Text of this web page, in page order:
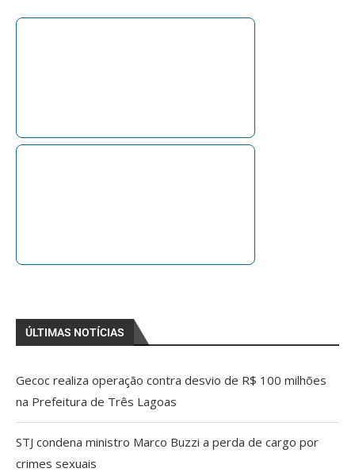
ÚLTIMAS NOTÍCIAS
Gecoc realiza operação contra desvio de R$ 100 milhões
na Prefeitura de Três Lagoas
STJ condena ministro Marco Buzzi a perda de cargo por
crimes sexuais